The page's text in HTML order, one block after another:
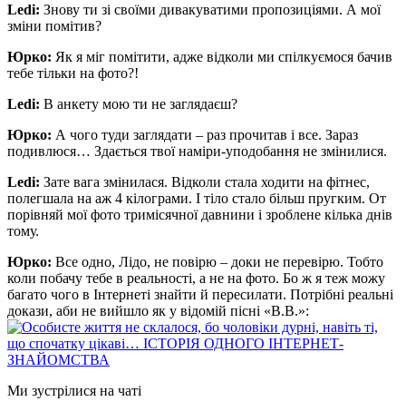
Ledi: Знову ти зі своїми дивакуватими пропозиціями. А мої
зміни помітив?
Юрко: Як я міг помітити, адже відколи ми спілкуємося бачив
тебе тільки на фото?!
Ledi: В анкету мою ти не заглядаєш?
Юрко: А чого туди заглядати – раз прочитав і все. Зараз
подивлюся… Здається твої наміри-уподобання не змінилися.
Ledi: Зате вага змінилася. Відколи стала ходити на фітнес,
полегшала на аж 4 кілограми. І тіло стало більш пругким. От
порівняй мої фото тримісячної давнини і зроблене кілька днів
тому.
Юрко: Все одно, Лідо, не повірю – доки не перевірю. Тобто
коли побачу тебе в реальності, а не на фото. Бо ж я теж можу
багато чого в Інтернеті знайти й пересилати. Потрібні реальні
докази, аби не вийшло як у відомій пісні «В.В.»:
Ми зустрілися на чаті